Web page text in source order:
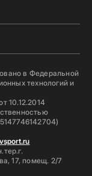
в Федеральной
технологий и
10.12.2014
17, помещ. 2/7